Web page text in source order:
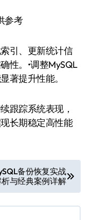
参考
引、更新统计信
性。•调整MySQL
著提升性能。
跟踪系统表现，
长期稳定高性能
备份恢复实战
与经典案例详解